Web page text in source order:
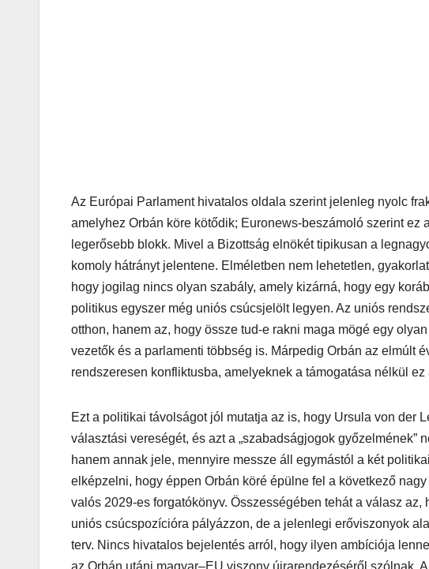
Az Európai Parlament hivatalos oldala szerint jelenleg nyolc
amelyhez Orbán köre kötődik; Euronews-beszámoló szerint ez
legerősebb blokk. Mivel a Bizottság elnökét tipikusan a
komoly hátrányt jelentene. Elméletben nem lehetetlen,
hogy jogilag nincs olyan szabály, amely kizárná, hogy egy
politikus egyszer még uniós csúcsjelölt legyen. Az uniós
otthon, hanem az, hogy össze tud-e rakni maga mögé egy
vezetők és a parlamenti többség is. Márpedig Orbán az elmúlt
rendszeresen konfliktusba, amelyeknek a támogatása nélkül
Ezt a politikai távolságot jól mutatja az is, hogy Ursula von der
választási vereségét, és azt a „szabadságjogok győzelmének”
hanem annak jele, mennyire messze áll egymástól a két
elképzelni, hogy éppen Orbán köré épülne fel a következő
valós 2029-es forgatókönyv. Összességében tehát a válasz
uniós csúcspozícióra pályázzon, de a jelenlegi erőviszonyok
terv. Nincs hivatalos bejelentés arról, hogy ilyen ambíciója